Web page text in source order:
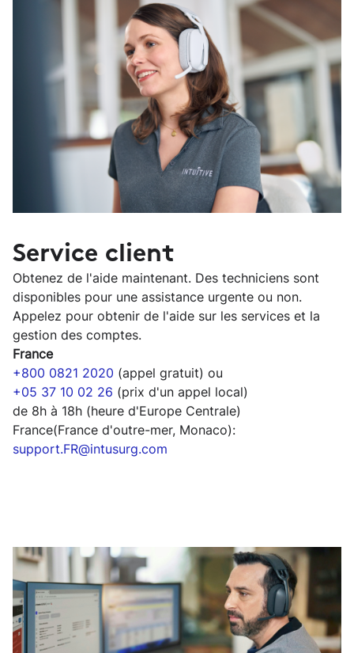
Service client
Obtenez de l'aide maintenant. Des techniciens sont
disponibles pour une assistance urgente ou non.
Appelez pour obtenir de l'aide sur les services et la
gestion des comptes.
France
+800 0821 2020 (appel gratuit) ou
+05 37 10 02 26 (prix d'un appel local)
de 8h à 18h (heure d'Europe Centrale)
France­(France d'outre-mer, Monaco):
support.FR@intusurg.com